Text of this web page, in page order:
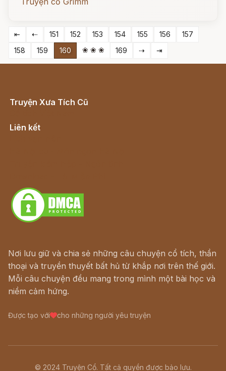
⇤ ⇠ 151 152 153 154 155 156
157
158
159 160 ❀ ❀ ❀ 169 ⇢ ⇥
Truyện Xưa Tích Cũ
Liên kết
Nơi lưu giữ và chia sẻ những câu chuyện cổ tích, thần
thoại và truyền thuyết bất hủ từ khắp nơi trên thế giới.
Mỗi câu chuyện đều mang trong mình một bài học và
niềm cảm hứng.
Được tạo với cho những người yêu truyện
© 2024 Truyện Cổ. Tất cả quyền được bảo lưu.